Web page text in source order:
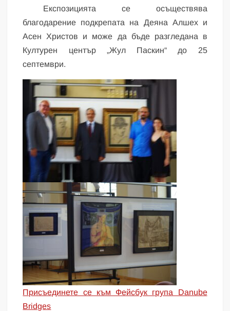
Експозицията се осъществява
благодарение подкрепата на Деяна Алшех и
Асен Христов и може да бъде разгледана в
Културен център „Жул Паскин“ до 25
септември.
Присъединете се към Фейсбук група Danube
Bridges